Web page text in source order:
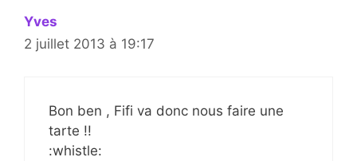
Yves
2 juillet 2013 à 19:17
Bon ben , Fifi va donc nous faire une
tarte !!
:whistle: